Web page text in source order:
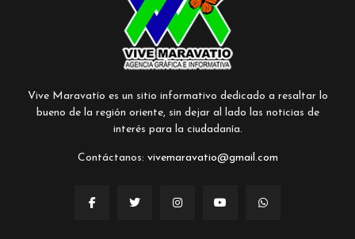
Vive Maravatío es un sitio informativo dedicado a resaltar lo
bueno de la región oriente, sin dejar al lado las noticias de
interés para la ciudadanía.
Contáctanos: vivemaravatio@gmail.com